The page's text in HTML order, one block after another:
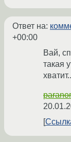
Ответ на:
+00:00
Вай,
такая